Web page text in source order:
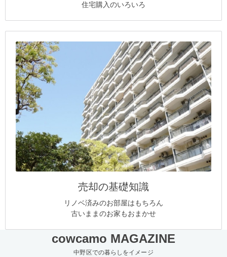
住宅購入のいろいろ
売却の基礎知識
リノベ済みのお部屋はもちろん
古いままのお家もおまかせ
cowcamo MAGAZINE
中野区での暮らしをイメージ